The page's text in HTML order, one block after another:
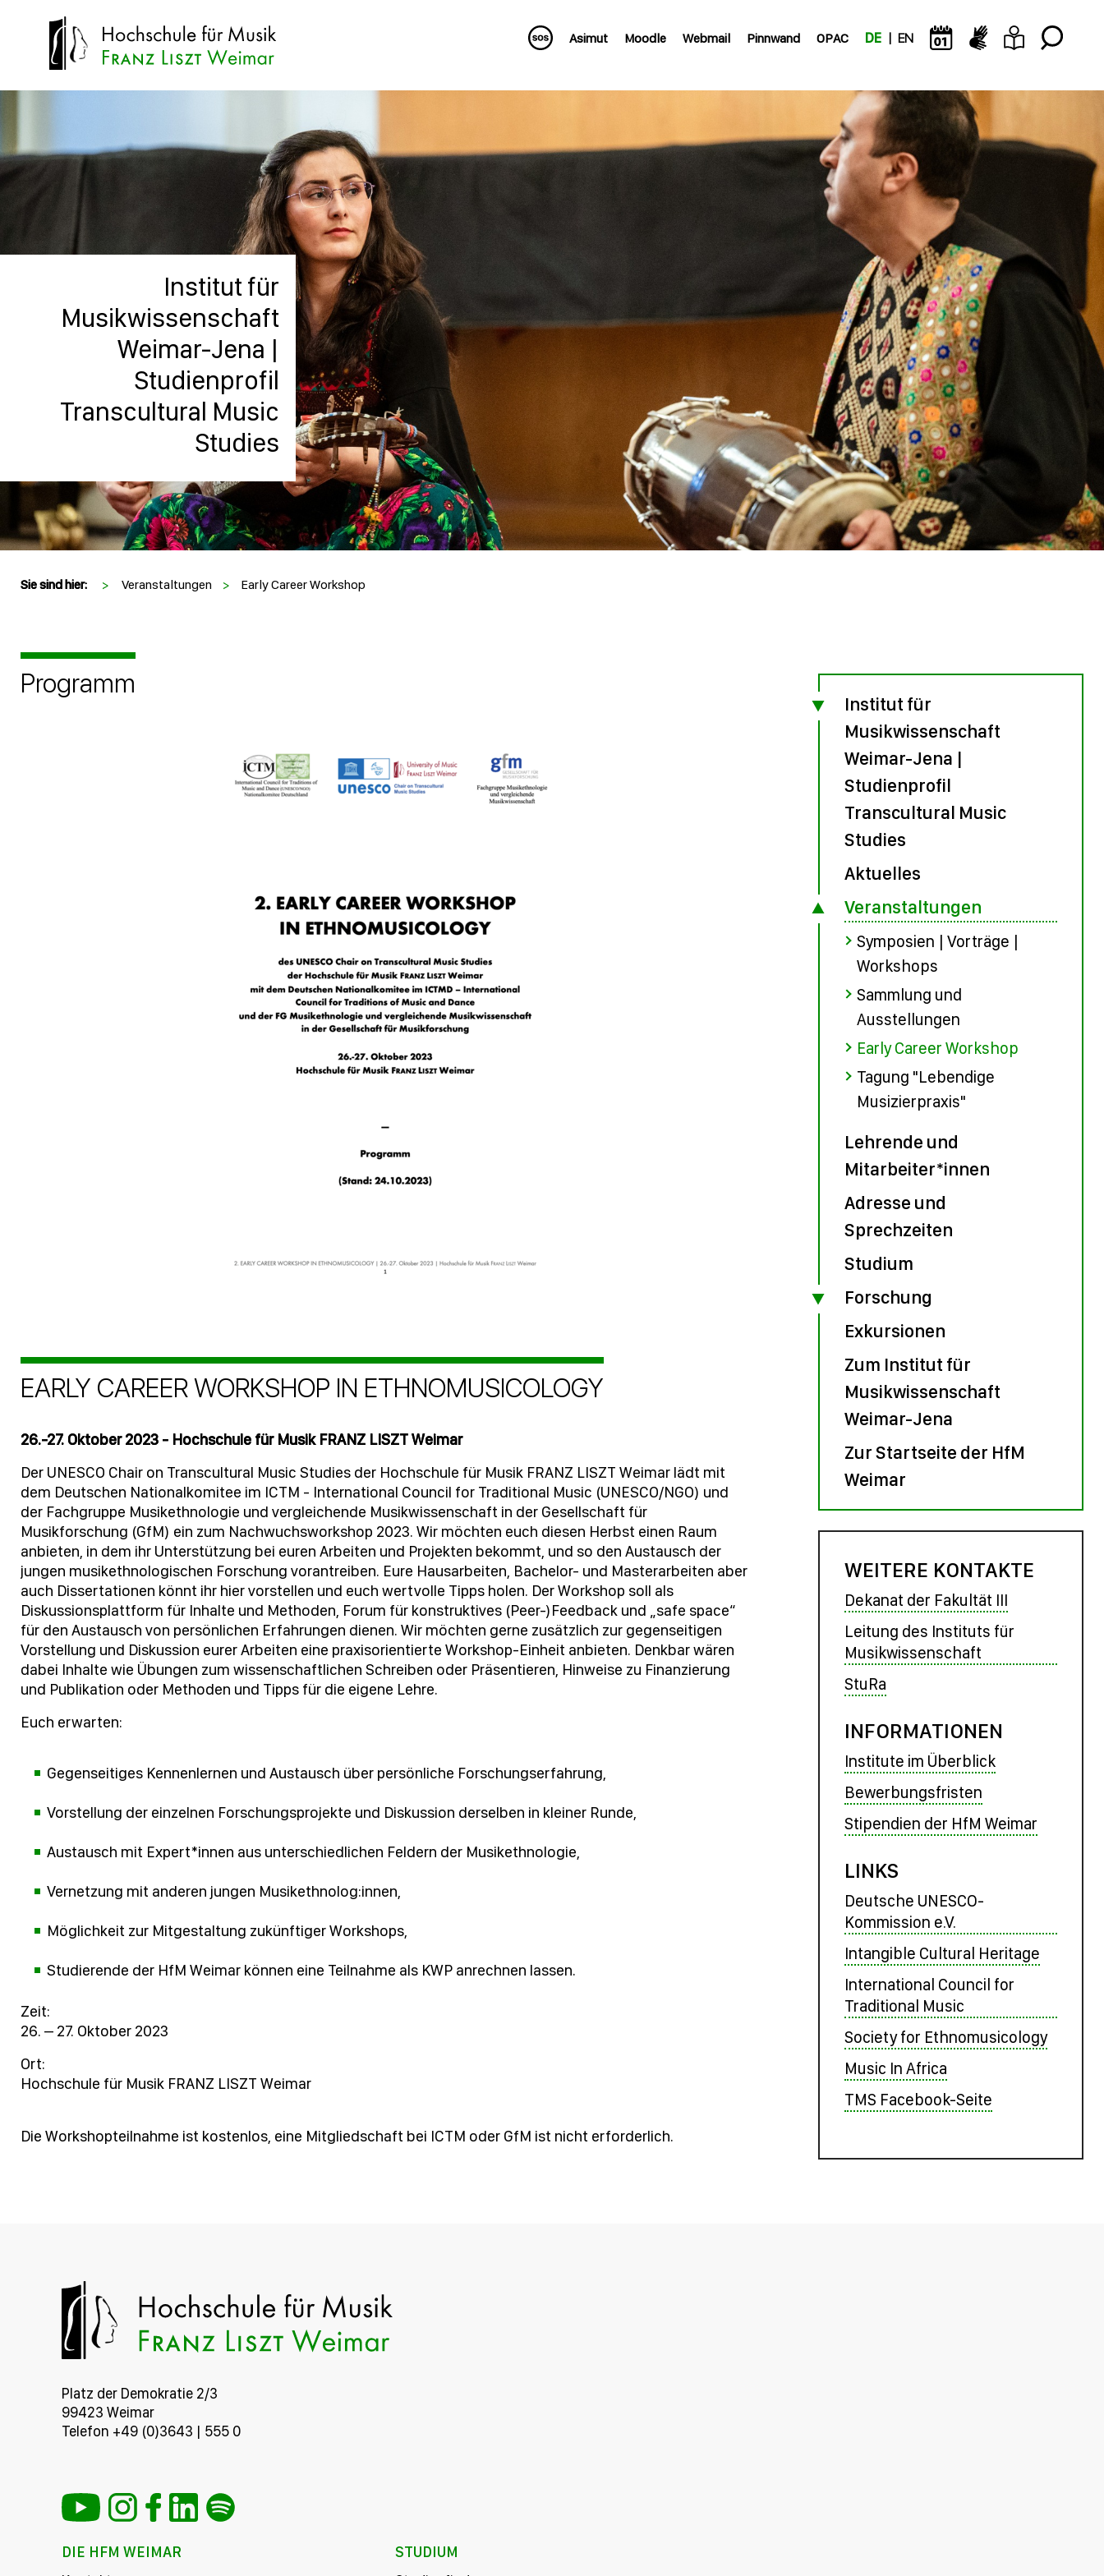
Asimut Moodle Webmail Pinnwand OPAC DE EN
Institut für
Musikwissenschaft
Weimar-Jena |
Studienprofil
Transcultural Music
Studies
Sie sind hier: > Veranstaltungen > Early Career Workshop
Programm
EARLY CAREER WORKSHOP IN ETHNOMUSICOLOGY
26.-27. Oktober 2023 - Hochschule für Musik FRANZ LISZT Weimar
Der UNESCO Chair on Transcultural Music Studies der Hochschule für Musik FRANZ LISZT Weimar lädt mit
dem Deutschen Nationalkomitee im ICTM - International Council for Traditional Music (UNESCO/NGO) und
der Fachgruppe Musikethnologie und vergleichende Musikwissenschaft in der Gesellschaft für
Musikforschung (GfM) ein zum Nachwuchsworkshop 2023. Wir möchten euch diesen Herbst einen Raum
anbieten, in dem ihr Unterstützung bei euren Arbeiten und Projekten bekommt, und so den Austausch der
jungen musikethnologischen Forschung vorantreiben. Eure Hausarbeiten, Bachelor- und Masterarbeiten aber
auch Dissertationen könnt ihr hier vorstellen und euch wertvolle Tipps holen. Der Workshop soll als
Diskussionsplattform für Inhalte und Methoden, Forum für konstruktives (Peer-)Feedback und „safe space“
für den Austausch von persönlichen Erfahrungen dienen. Wir möchten gerne zusätzlich zur gegenseitigen
Vorstellung und Diskussion eurer Arbeiten eine praxisorientierte Workshop-Einheit anbieten. Denkbar wären
dabei Inhalte wie Übungen zum wissenschaftlichen Schreiben oder Präsentieren, Hinweise zu Finanzierung
und Publikation oder Methoden und Tipps für die eigene Lehre.
Euch erwarten:
Gegenseitiges Kennenlernen und Austausch über persönliche Forschungserfahrung,
Vorstellung der einzelnen Forschungsprojekte und Diskussion derselben in kleiner Runde,
Austausch mit Expert*innen aus unterschiedlichen Feldern der Musikethnologie,
Vernetzung mit anderen jungen Musikethnolog:innen,
Möglichkeit zur Mitgestaltung zukünftiger Workshops,
Studierende der HfM Weimar können eine Teilnahme als KWP anrechnen lassen.
Zeit:
26. – 27. Oktober 2023
Ort:
Hochschule für Musik FRANZ LISZT Weimar
Die Workshopteilnahme ist kostenlos, eine Mitgliedschaft bei ICTM oder GfM ist nicht erforderlich.
Institut für
Musikwissenschaft
Weimar-Jena |
Studienprofil
Transcultural Music
Studies
Aktuelles
Veranstaltungen
Symposien | Vorträge |
Workshops
Sammlung und
Ausstellungen
Early Career Workshop
Tagung "Lebendige
Musizierpraxis"
Lehrende und
Mitarbeiter*innen
Adresse und
Sprechzeiten
Studium
Forschung
Exkursionen
Zum Institut für
Musikwissenschaft
Weimar-Jena
Zur Startseite der HfM
Weimar
WEITERE KONTAKTE
Dekanat der Fakultät III
Leitung des Instituts für
Musikwissenschaft
StuRa
INFORMATIONEN
Institute im Überblick
Bewerbungsfristen
Stipendien der HfM Weimar
LINKS
Deutsche UNESCO-
Kommission e.V.
Intangible Cultural Heritage
International Council for
Traditional Music
Society for Ethnomusicology
Music In Africa
TMS Facebook-Seite
Platz der Demokratie 2/3
99423 Weimar
Telefon +49 (0)3643 | 555 0
DIE HFM WEIMAR
STUDIUM